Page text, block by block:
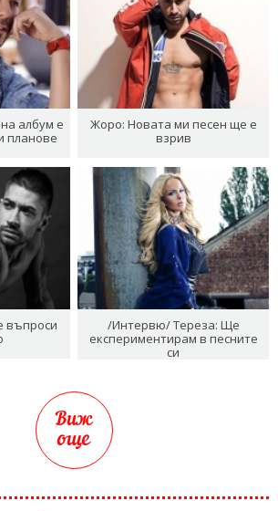
албум е
планове
Жоро: Новата ми песен ще е
взрив
въпроси
/Интервю/ Тереза: Ще
експериментирам в песните
си
Виж
още